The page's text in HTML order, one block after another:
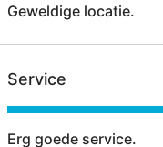
Geweldige locatie.
Service
Erg goede service.